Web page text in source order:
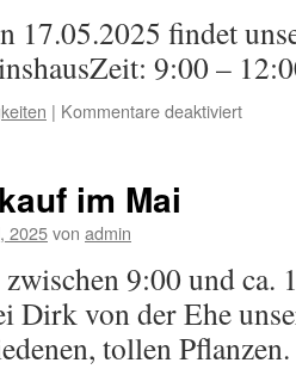
17.05.2025 findet
9:00 –
| Kommentare deaktiviertfür
im Mai
2025von admin
9:00 und ca.
Dirk von der Ehe
tollen Pflanzen.